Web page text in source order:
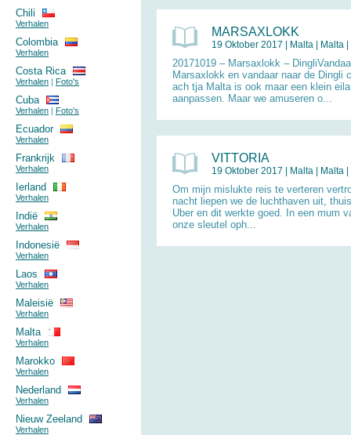
MARSAXLOKK
19 Oktober 2017 | Malta | Malta |
20171019 – Marsaxlokk –
Marsaxlokk en vandaar naar de Dingli
ach tja Malta is ook maar een klein
aanpassen. Maar we amuseren o...
VITTORIA
19 Oktober 2017 | Malta | Malta |
Om mijn mislukte reis te verteren
nacht liepen we de luchthaven uit,
Uber en dit werkte goed. In een mum
onze sleutel oph...
Chili
Verhalen
Colombia
Verhalen
Costa Rica
Verhalen | Foto's
Cuba
Verhalen | Foto's
Ecuador
Verhalen
Frankrijk
Verhalen
Ierland
Verhalen
Indië
Verhalen
Indonesië
Verhalen
Laos
Verhalen
Maleisië
Verhalen
Malta
Verhalen
Marokko
Verhalen
Nederland
Verhalen
Nieuw Zeeland
Verhalen